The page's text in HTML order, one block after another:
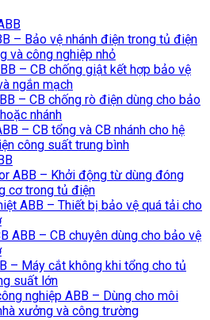
– Bảo vệ nhánh điện trong tủ điện
và công nghiệp nhỏ
– CB chống giật kết hợp bảo vệ
ngắn mạch
– CB chống rò điện dùng cho bảo
nhánh
– CB tổng và CB nhánh cho hệ
công suất trung bình
ABB – Khởi động từ dùng đóng
cơ trong tủ điện
ABB – Thiết bị bảo vệ quá tải cho
ABB – CB chuyên dùng cho bảo vệ
– Máy cắt không khi tổng cho tủ
suất lớn
nghiệp ABB – Dùng cho môi
xưởng và công trường